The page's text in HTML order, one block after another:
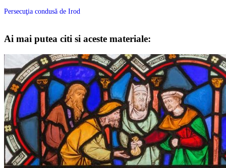
Persecuţia condusă de Irod
Ai mai putea citi si aceste materiale: